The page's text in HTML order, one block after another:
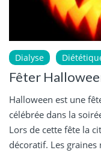
Dialyse
Fêter
Halloween est une
célébrée dans la
Lors de cette fête la
décoratif. Les